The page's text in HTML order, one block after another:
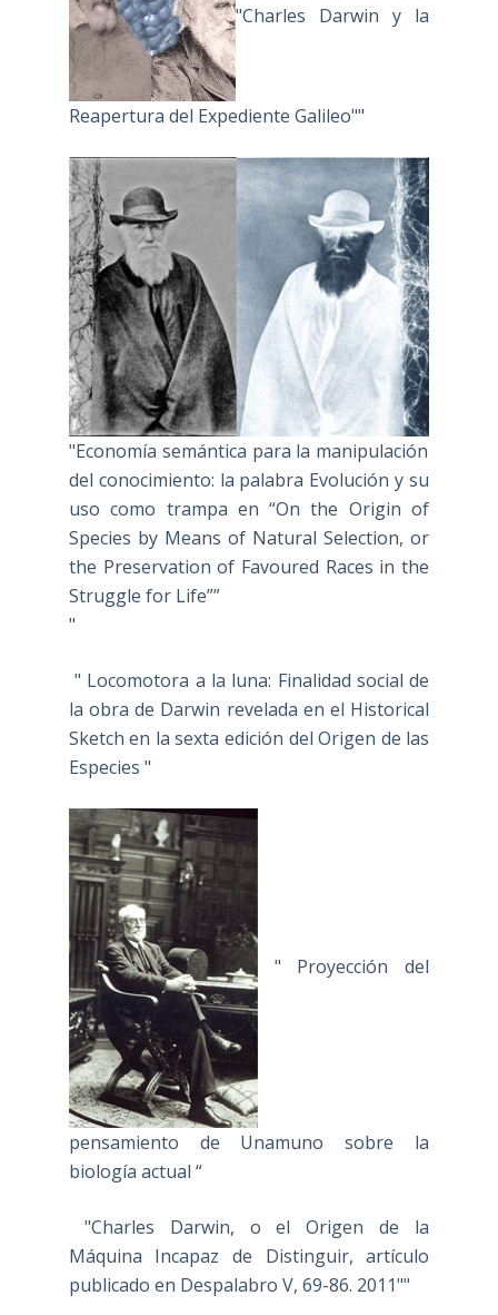
"Charles Darwin y la
Reapertura del Expediente Galileo""
"Economía semántica para la manipulación
del conocimiento: la palabra Evolución y su
uso como trampa en “On the Origin of
Species by Means of Natural Selection, or
the Preservation of Favoured Races in the
Struggle for Life””
"
" Locomotora a la luna: Finalidad social de
la obra de Darwin revelada en el Historical
Sketch en la sexta edición del Origen de las
Especies "
" Proyección del
pensamiento de Unamuno sobre la
biología actual “
"Charles Darwin, o el Origen de la
Máquina Incapaz de Distinguir, artículo
publicado en Despalabro V, 69-86. 2011""